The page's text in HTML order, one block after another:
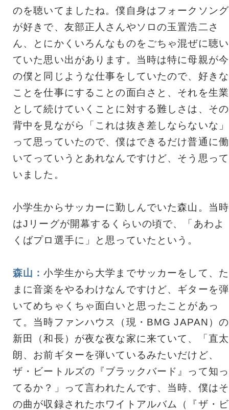
のを聴いてましたね。僕自身はフォークソング
が好きで、友部正人さんやソロの玉置浩二さ
ん、とにかくいろんなものをごちゃ混ぜに聴い
ていた思い出があります。当時は特に母親が今
の僕と同じような仕事をしていたので、好きな
ことを仕事にすることの面白さと、それを生業
として続けていくことに対する難しさは、その
背中を見ながら「これは抜き差しならないな」
って思っていたので、僕はできるだけ普通に働
いてっていうとあれなんですけど、そう思って
いました。
小学生からサッカーに勤しんでいた森山。当時
はJリーグが開幕するくらいの頃で、「あわよ
くばプロ選手に」と思っていたという。
森山：小学生から大学までサッカーをして、た
まに音楽をやるわけなんですけど、ギターを弾
いてめちゃくちゃ面白いと思ったことがあっ
て。当時ファンハウス（現・BMG JAPAN）の
新田（和長）が夜な夜な家に来ていて、「直太
朗、お前ギターを弾いているみたいだけど、
ザ・ビートルズの『ブラックバード』って知っ
てるか？」って言われたんです、当時、僕はそ
の曲が収録されたホワイトアルバム（『ザ・ビ